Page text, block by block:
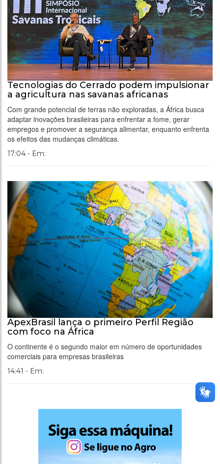
Tecnologias do Cerrado podem impulsionar
a agricultura nas savanas africanas
Com grande potencial de terras não exploradas, a África busca
adaptar inovações brasileiras para enfrentar a fome, gerar
empregos e promover a segurança alimentar, enquanto enfrenta
os efeitos das mudanças climáticas.
17:04 - Em:
ApexBrasil lança o primeiro Perfil Região
com foco na África
O continente é o segundo maior em número de oportunidades
comerciais para empresas brasileiras
14:41 - Em: